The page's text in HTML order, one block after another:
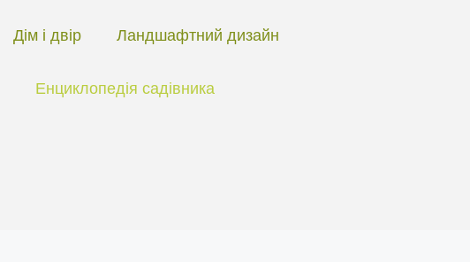
Дім і двір Ландшафтний дизайн
Енциклопедія садівника